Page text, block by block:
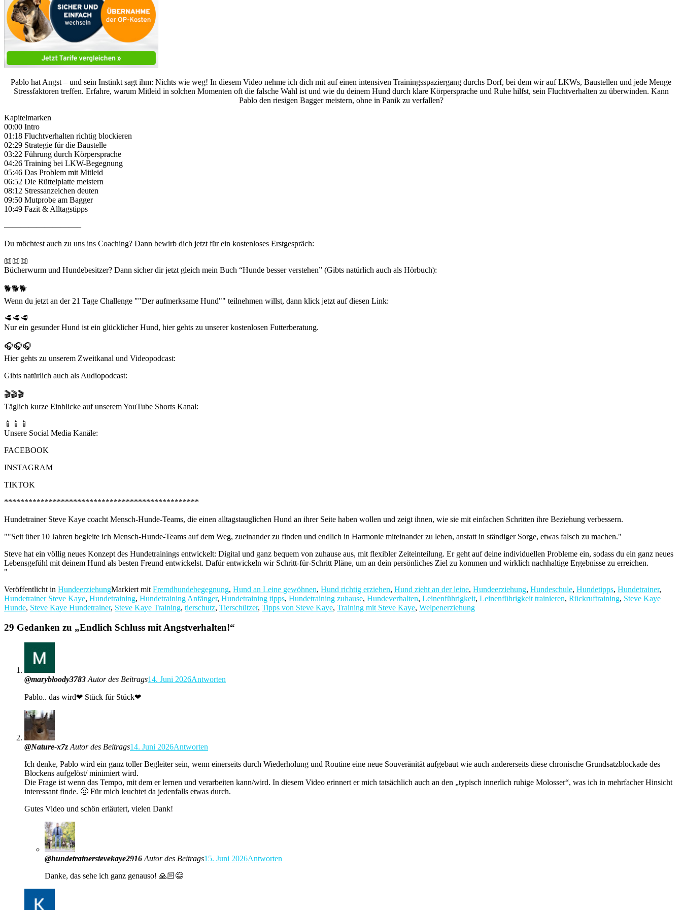
Pablo hat Angst – und sein Instinkt sagt ihm: Nichts wie weg! In diesem Video nehme ich dich mit auf einen intensiven Trainingsspaziergang durchs Dorf, bei dem wir auf LKWs, Baustellen und jede Menge
Stressfaktoren treffen. Erfahre, warum Mitleid in solchen Momenten oft die falsche Wahl ist und wie du deinem Hund durch klare Körpersprache und Ruhe hilfst, sein Fluchtverhalten zu überwinden. Kann
Pablo den riesigen Bagger meistern, ohne in Panik zu verfallen?
Kapitelmarken
00:00 Intro
01:18 Fluchtverhalten richtig blockieren
02:29 Strategie für die Baustelle
03:22 Führung durch Körpersprache
04:26 Training bei LKW-Begegnung
05:46 Das Problem mit Mitleid
06:52 Die Rüttelplatte meistern
08:12 Stressanzeichen deuten
09:50 Mutprobe am Bagger
10:49 Fazit & Alltagstipps
—————————–
Du möchtest auch zu uns ins Coaching? Dann bewirb dich jetzt für ein kostenloses Erstgespräch:
📖📖📖
Bücherwurm und Hundebesitzer? Dann sicher dir jetzt gleich mein Buch “Hunde besser verstehen” (Gibts natürlich auch als Hörbuch):
🐕🐕🐕
Wenn du jetzt an der 21 Tage Challenge ""Der aufmerksame Hund"" teilnehmen willst, dann klick jetzt auf diesen Link:
🥩🥩🥩
Nur ein gesunder Hund ist ein glücklicher Hund, hier gehts zu unserer kostenlosen Futterberatung.
🎧🎧🎧
Hier gehts zu unserem Zweitkanal und Videopodcast:
Gibts natürlich auch als Audiopodcast:
🎬🎬🎬
Täglich kurze Einblicke auf unserem YouTube Shorts Kanal:
📱📱📱
Unsere Social Media Kanäle:
FACEBOOK
INSTAGRAM
TIKTOK
************************************************
Hundetrainer Steve Kaye coacht Mensch-Hunde-Teams, die einen alltagstauglichen Hund an ihrer Seite haben wollen und zeigt ihnen, wie sie mit einfachen Schritten ihre Beziehung verbessern.
""Seit über 10 Jahren begleite ich Mensch-Hunde-Teams auf dem Weg, zueinander zu finden und endlich in Harmonie miteinander zu leben, anstatt in ständiger Sorge, etwas falsch zu machen."
Steve hat ein völlig neues Konzept des Hundetrainings entwickelt: Digital und ganz bequem von zuhause aus, mit flexibler Zeiteinteilung. Er geht auf deine individuellen Probleme ein, sodass du ein ganz neues
Lebensgefühl mit deinem Hund als besten Freund entwickelst. Dafür entwickeln wir Schritt-für-Schritt Pläne, um an dein persönliches Ziel zu kommen und wirklich nachhaltige Ergebnisse zu erreichen.
"
Veröffentlicht in HundeerziehungMarkiert mit Fremdhundebegegnung, Hund an Leine gewöhnen, Hund richtig erziehen, Hund zieht an der leine, Hundeerziehung, Hundeschule, Hundetipps, Hundetrainer,
Hundetrainer Steve Kaye, Hundetraining, Hundetraining Anfänger, Hundetraining tipps, Hundetraining zuhause, Hundeverhalten, Leinenführigkeit, Leinenführigkeit trainieren, Rückruftraining, Steve Kaye
Hunde, Steve Kaye Hundetrainer, Steve Kaye Training, tierschutz, Tierschützer, Tipps von Steve Kaye, Training mit Steve Kaye, Welpenerziehung
29 Gedanken zu „Endlich Schluss mit Angstverhalten!“
@marybloody3783 Autor des Beitrags14. Juni 2026Antworten
Pablo.. das wird❤ Stück für Stück❤
@Nature-x7z Autor des Beitrags14. Juni 2026Antworten
Ich denke, Pablo wird ein ganz toller Begleiter sein, wenn einerseits durch Wiederholung und Routine eine neue Souveränität aufgebaut wie auch andererseits diese chronische Grundsatzblockade des
Blockens aufgelöst/ minimiert wird.
Die Frage ist wenn das Tempo, mit dem er lernen und verarbeiten kann/wird. In diesem Video erinnert er mich tatsächlich auch an den „typisch innerlich ruhige Molosser“, was ich in mehrfacher Hinsicht
interessant finde. 🙂 Für mich leuchtet da jedenfalls etwas durch.
Gutes Video und schön erläutert, vielen Dank!
@hundetrainerstevekaye2916 Autor des Beitrags15. Juni 2026Antworten
Danke, das sehe ich ganz genauso! 🙏🏻😅